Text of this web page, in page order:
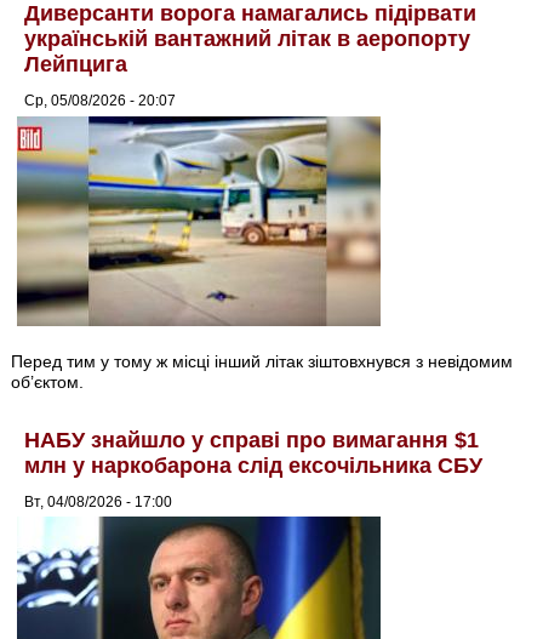
Диверсанти ворога намагались підірвати
українській вантажний літак в аеропорту
Лейпцига
Ср, 05/08/2026 - 20:07
Перед тим у тому ж місці інший літак зіштовхнувся з невідомим
об’єктом.
НАБУ знайшло у справі про вимагання $1
млн у наркобарона слід ексочільника СБУ
Вт, 04/08/2026 - 17:00